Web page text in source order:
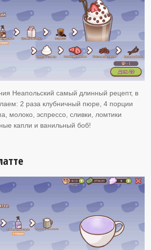
Неапольский самый длинный рецепт, в
2 раза клубничный пюре, 4 порции
молоко, эспрессо, сливки, ломтики
капли и ванильный боб!